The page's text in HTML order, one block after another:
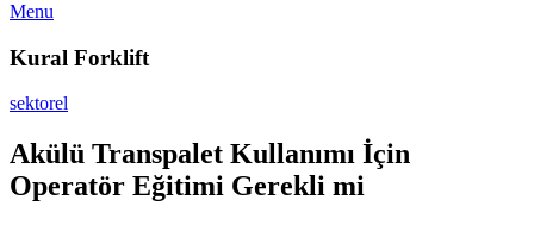
Menu
Kural Forklift
sektorel
Akülü Transpalet Kullanımı İçin
Operatör Eğitimi Gerekli mi